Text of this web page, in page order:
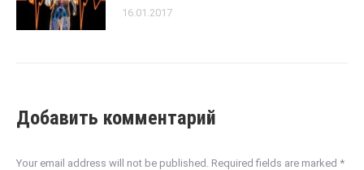
16.01.2017
Добавить комментарий
Your email address will not be published. Required fields are marked *